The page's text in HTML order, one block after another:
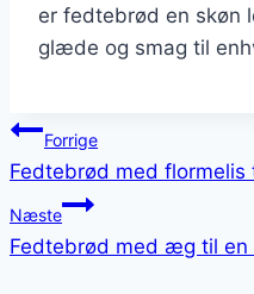
er fedtebrød en skøn
glæde og smag til
Forrige
Fedtebrød med flormelis
Næste
Fedtebrød med æg til en